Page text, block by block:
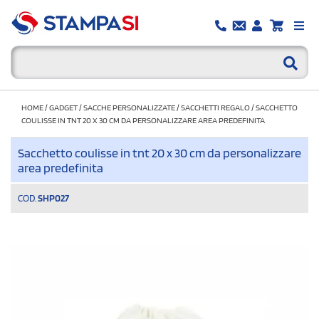
HOME/GADGET/SACCHE PERSONALIZZATE/SACCHETTI REGALO/SACCHETTO
COULISSE IN TNT 20 X 30 CM DA PERSONALIZZARE AREA PREDEFINITA
Sacchetto coulisse in tnt 20 x 30 cm da personalizzare
area predefinita
COD. SHP027